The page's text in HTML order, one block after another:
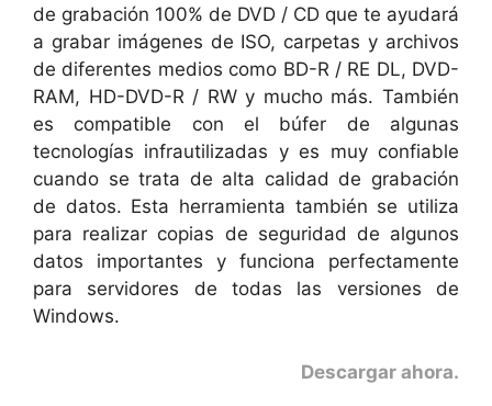
de grabación 100% de DVD / CD que te ayudará
a grabar imágenes de ISO, carpetas y archivos
de diferentes medios como BD-R / RE DL, DVD-
RAM, HD-DVD-R / RW y mucho más. También
es compatible con el búfer de algunas
tecnologías infrautilizadas y es muy confiable
cuando se trata de alta calidad de grabación
de datos. Esta herramienta también se utiliza
para realizar copias de seguridad de algunos
datos importantes y funciona perfectamente
para servidores de todas las versiones de
Windows.
Descargar ahora.